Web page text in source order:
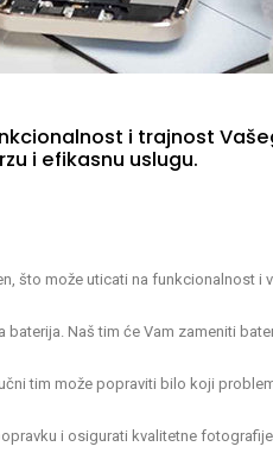
i trajnost
i efikasnu uslugu.
što može uticati na funkcionalnost i
Naš tim će Vam zameniti
tim može popraviti bilo koji
i osigurati kvalitetne